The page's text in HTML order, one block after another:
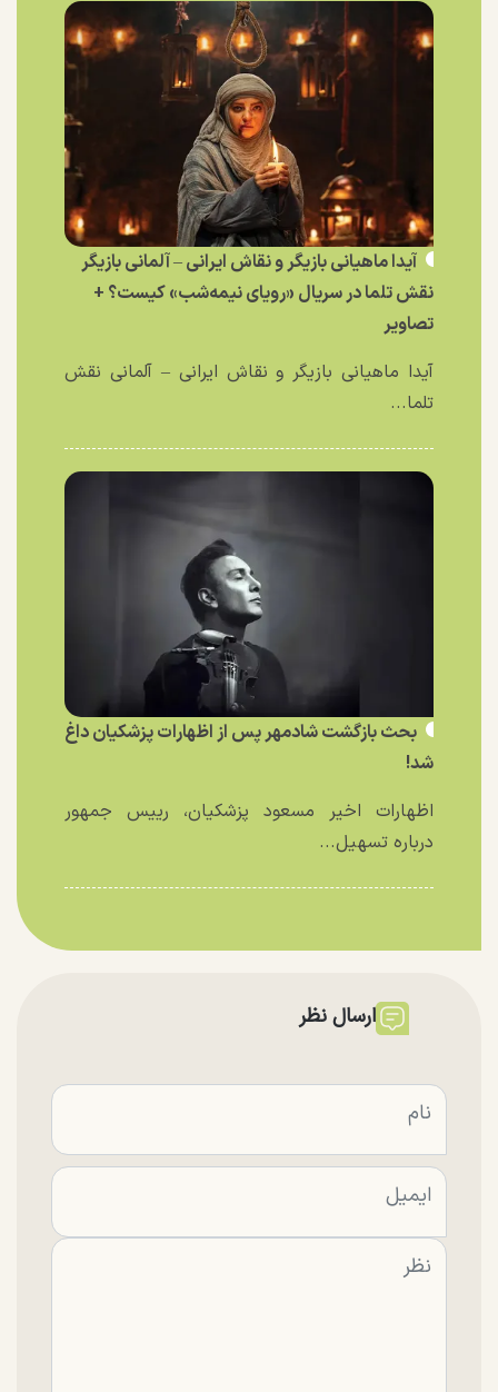
آیدا ماهیانی بازیگر و نقاش ایرانی – آلمانی بازیگر
نقش تلما در سریال «رویای نیمه‌شب» کیست؟ +
تصاویر
آیدا ماهیانی بازیگر و نقاش ایرانی – آلمانی نقش
تلما...
بحث بازگشت شادمهر پس از اظهارات پزشکیان داغ
شد!
اظهارات اخیر مسعود پزشکیان، رییس جمهور
درباره تسهیل...
ارسال نظر